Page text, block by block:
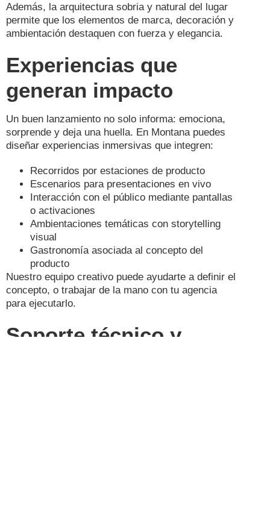
Además, la arquitectura sobria y natural del lugar
permite que los elementos de marca, decoración y
ambientación destaquen con fuerza y elegancia.
Experiencias que
generan impacto
Un buen lanzamiento no solo informa: emociona,
sorprende y deja una huella. En Montana puedes
diseñar experiencias inmersivas que integren:
Recorridos por estaciones de producto
Escenarios para presentaciones en vivo
Interacción con el público mediante pantallas
o activaciones
Ambientaciones temáticas con storytelling
visual
Gastronomía asociada al concepto del
producto
Nuestro equipo creativo puede ayudarte a definir el
concepto, o trabajar de la mano con tu agencia
para ejecutarlo.
Soporte técnico y